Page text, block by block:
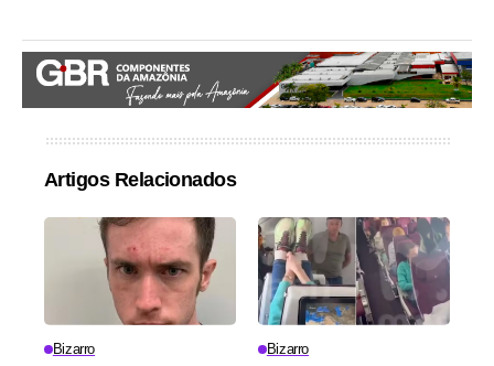
Artigos Relacionados
Bizarro Bizarro